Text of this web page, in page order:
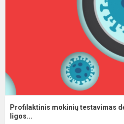
Profilaktinis mokinių testavimas
ligos...